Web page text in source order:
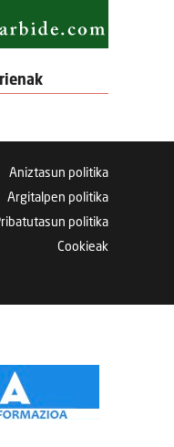
Aniztasun politika
Argitalpen politika
politika
Cookieak